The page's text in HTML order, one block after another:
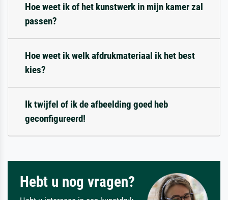
Hoe weet ik of het kunstwerk in mijn kamer zal
passen?
Hoe weet ik welk afdrukmateriaal ik het best
kies?
Ik twijfel of ik de afbeelding goed heb
geconfigureerd!
Hebt u nog vragen?